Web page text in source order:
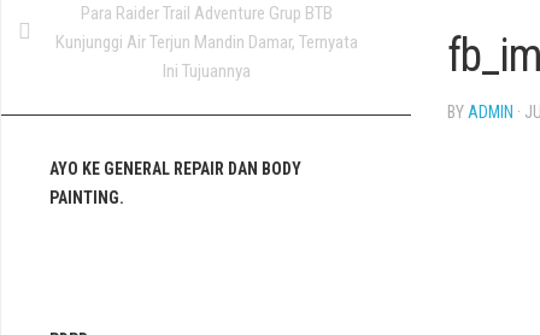
BY ADMIN ·
Para Raider Trail Adventure Grup BTB
Kunjunggi Air Terjun Mandin Damar, Ternyata
Ini Tujuannya
AYO KE GENERAL REPAIR DAN BODY
PAINTING.